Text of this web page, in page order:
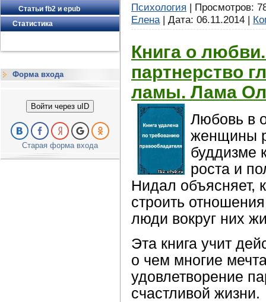
Статьи fb2 и epub
Статистика
Форма входа
Войти через uID
Старая форма входа
Психология | Просмотров:
Елена | Дата: 06.11.2014 |
Книга о
партнерство
ламы. Лама
Любовь в
женщины
буддизме
роста и
Нидал объясняет,
строить
люди вокруг них
Эта книга учит
о чем многие
удовлетворение
счастливой жизни.